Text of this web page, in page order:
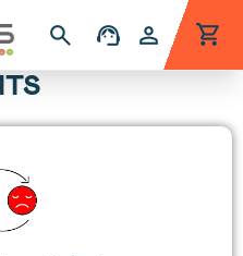
search support_agent person shopping_cart